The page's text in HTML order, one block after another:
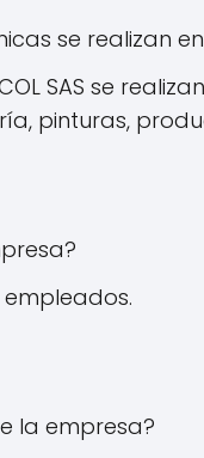
se realizan
SAS se
pinturas,
empleados.
la empresa?